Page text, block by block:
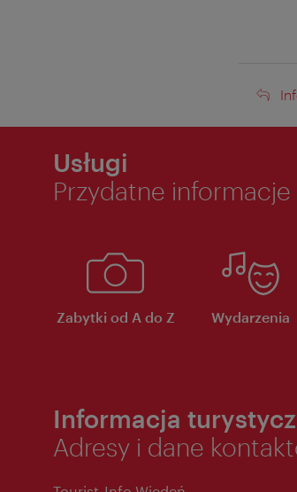
Usługi
Przydatne informacje
Zabytki od A do Z Wydarzenia
Informacja
Adresy i dane